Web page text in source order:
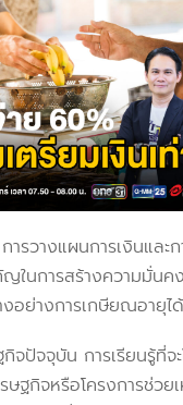
รวางแผนการเงินและ
ในการสร้างความมั่นค
อย่างการเกษียณอายุไ
จปัจจุบัน การเรียนรู้ที่จ
ษฐกิจหรือโครงการช่วย